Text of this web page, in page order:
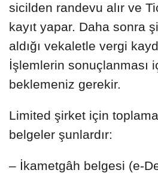
sicilden randevu alır ve
kayıt yapar. Daha sonra
aldığı vekaletle vergi
İşlemlerin sonuçlanması
beklemeniz gerekir.
Limited şirket için
belgeler şunlardır:
– İkametgâh belgesi (e-